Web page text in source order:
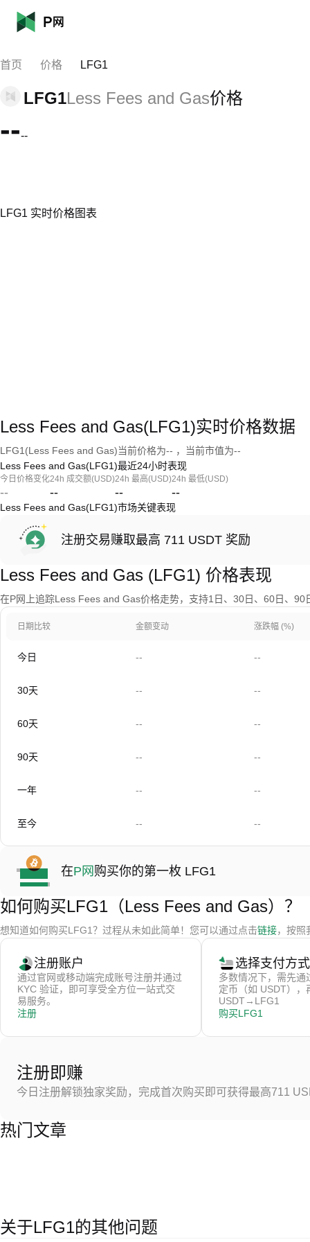
首页 价格 LFG1
LFG1Less Fees and Gas价格
----
LFG1 实时价格图表
Less Fees and Gas(LFG1)实时价格数据
LFG1(Less Fees and Gas)当前价格为-- ，当前市值为--
Less Fees and Gas(LFG1)最近24小时表现
今日价格变化
--
24h 成交额(USD)
--
24h 最高(USD)
--
24h 最低(USD)
--
Less Fees and Gas(LFG1)市场关键表现
注册交易赚取最高 711 USDT 奖励
Less Fees and Gas (LFG1) 价格表现
在P网上追踪Less Fees and Gas价格走势，支持1日、30日、60日、90
日期比较 金额变动 涨跌幅 (%)
今日 -- --
30天 -- --
60天 -- --
90天 -- --
一年 -- --
至今 -- --
在P网 购买你的第一枚 LFG1
如何购买LFG1（Less Fees and Gas）？
想知道如何购买LFG1？过程从未如此简单！您可以通过点击链接，按照
注册账户
通过官网或移动端完成账号注册并通过
KYC 验证，即可享受全方位一站式交
易服务。
注册
选择支付方式
多数情况下，需先通
定币（如 USDT），
USDT→LFG1
购买LFG1
注册即赚
今日注册解锁独家奖励，完成首次购买即可获得最高711
热门文章
关于LFG1的其他问题